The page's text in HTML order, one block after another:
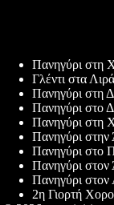
Πανηγύρι στη
Γλέντι στα
Πανηγύρι στη
Πανηγύρι στο
Πανηγύρι στη
Πανηγύρι
Πανηγύρι στο
Πανηγύρι
Πανηγύρι στον
2η Γιορτή